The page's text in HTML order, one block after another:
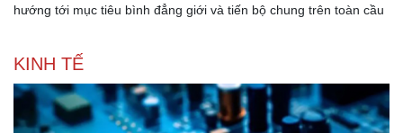
hướng tới mục tiêu bình đẳng giới và tiến bộ chung trên toàn cầu
KINH TẾ